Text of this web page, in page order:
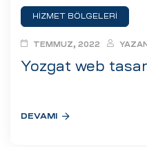
HİZMET BÖLGELERİ
Yozgat web
TEMMUZ, 2022 YAZAN
DEVAMI